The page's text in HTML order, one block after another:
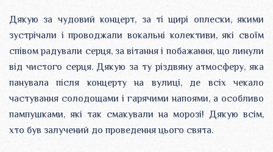
Дякую за чудовий концерт, за ті щирі оплески, якими
зустрічали і проводжали вокальні колективи, які своїм
співом радували серця, за вітання і побажання, що линули
від чистого серця. Дякую за ту різдвяну атмосферу, яка
панувала після концерту на вулиці, де всіх чекало
частування солодощами і гарячими напоями, а особливо
пампушками, які так смакували на морозі! Дякую всім,
хто був залучений до проведення цього свята.